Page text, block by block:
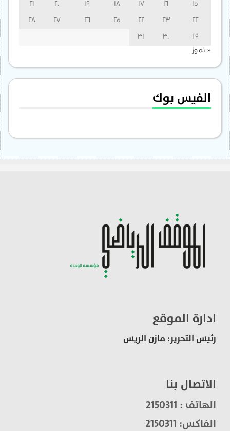
15
16
17
18
19
20
21
22
23
24
25
26
27
28
29
30
31
« تموز
الفيس بوك
ادارة الموقع
رئيس التحرير: مازن الريس
الاتصال بنا
الهاتف : 2150311
الفاكس: 2150311